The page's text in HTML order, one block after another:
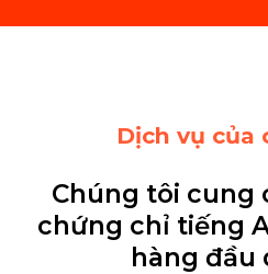
Dịch vụ của
Chúng tôi cung
chứng chỉ tiếng
hàng đầu